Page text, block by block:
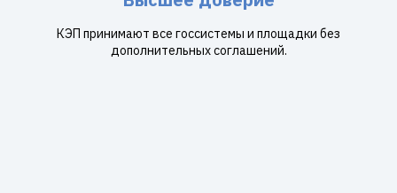
КЭП принимают все госсистемы и площадки без
дополнительных соглашений.